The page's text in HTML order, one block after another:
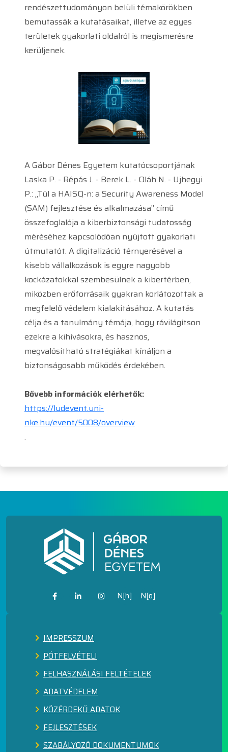
rendészettudományon belüli témakörökben
bemutassák a kutatásaikat, illetve az egyes
területek gyakorlati oldalról is megismerésre
kerüljenek.
A Gábor Dénes Egyetem kutatócsoportjának
Laska P. - Répás J. - Berek L. - Oláh N. - Ujhegyi
P.: „Túl a HAISQ-n: a Security Awareness Model
(SAM) fejlesztése és alkalmazása” című
összefoglalója a kiberbiztonsági tudatosság
méréséhez kapcsolódóan nyújtott gyakorlati
útmutatót. A digitalizáció térnyerésével a
kisebb vállalkozások is egyre nagyobb
kockázatokkal szembesülnek a kibertérben,
miközben erőforrásaik gyakran korlátozottak a
megfelelő védelem kialakításához. A kutatás
célja és a tanulmány témája, hogy rávilágítson
ezekre a kihívásokra, és hasznos,
megvalósítható stratégiákat kínáljon a
biztonságosabb működés érdekében.
Bővebb információk elérhetők:
https://ludevent.uni-
nke.hu/event/5008/overview
.
N[h] N[o]
IMPRESSZUM
PÓTFELVÉTELI
FELHASZNÁLÁSI FELTÉTELEK
ADATVÉDELEM
KÖZÉRDEKŰ ADATOK
FEJLESZTÉSEK
SZABÁLYOZÓ DOKUMENTUMOK